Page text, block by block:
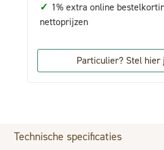
✓ 1% extra online
nettoprijzen
Particulier? Stel hier
Technische specificaties